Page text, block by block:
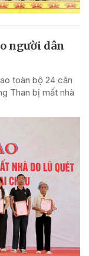
người dân
toàn bộ 24 căn
Than bị mất nhà